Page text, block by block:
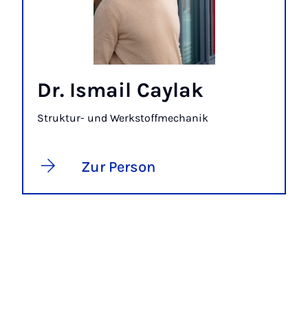
Dr. Ismail Caylak
Struktur- und Werkstoffmechanik
Zur Person